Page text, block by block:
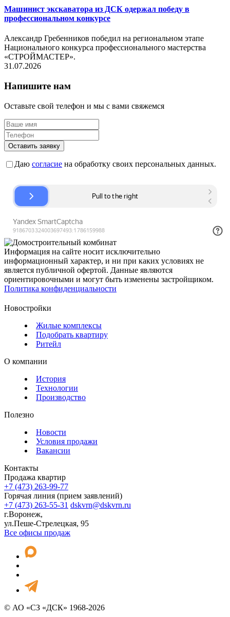
Машинист экскаватора из ДСК одержал победу в
профессиональном конкурсе
Александр Гребенников победил на региональном этапе
Национального конкурса профессионального мастерства
«СТРОЙМАСТЕР».
31.07.2026
Напишите нам
Оставьте свой телефон и мы с вами свяжемся
Оставить заявку
Даю согласие на обработку своих персональных данных.
Информация на сайте носит исключительно
информационный характер, и ни при каких условиях не
является публичной офертой. Данные являются
ориентировочными и могут быть изменены застройщиком.
Политика конфиденциальности
Новостройки
Жилые комплексы
Подобрать квартиру
Ритейл
О компании
История
Технологии
Производство
Полезно
Новости
Условия продажи
Вакансии
Контакты
Продажа квартир
+7 (473) 263-99-77
Горячая линия (прием заявлений)
+7 (473) 263-55-31 dskvrn@dskvrn.ru
г.Воронеж,
ул.Пеше-Стрелецкая, 95
Все офисы продаж
© АО «СЗ «ДСК» 1968-2026